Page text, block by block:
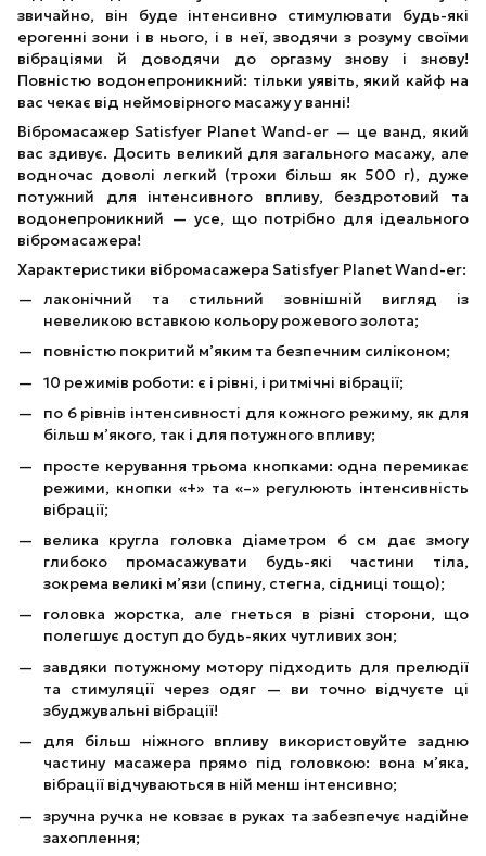
звичайно, він буде інтенсивно стимулювати будь-які
ерогенні зони і в нього, і в неї, зводячи з розуму своїми
вібраціями й доводячи до оргазму знову і знову!
Повністю водонепроникний: тільки уявіть, який кайф на
вас чекає від неймовірного масажу у ванні!
Вібромасажер Satisfyer Planet Wand-er — це ванд, який
вас здивує. Досить великий для загального масажу, але
водночас доволі легкий (трохи більш як 500 г), дуже
потужний для інтенсивного впливу, бездротовий та
водонепроникний — усе, що потрібно для ідеального
вібромасажера!
Характеристики вібромасажера Satisfyer Planet Wand-er:
лаконічний та стильний зовнішній вигляд із
невеликою вставкою кольору рожевого золота;
повністю покритий м’яким та безпечним силіконом;
10 режимів роботи: є і рівні, і ритмічні вібрації;
по 6 рівнів інтенсивності для кожного режиму, як для
більш м’якого, так і для потужного впливу;
просте керування трьома кнопками: одна перемикає
режими, кнопки «+» та «–» регулюють інтенсивність
вібрації;
велика кругла головка діаметром 6 см дає змогу
глибоко промасажувати будь-які частини тіла,
зокрема великі м’язи (спину, стегна, сідниці тощо);
головка жорстка, але гнеться в різні сторони, що
полегшує доступ до будь-яких чутливих зон;
завдяки потужному мотору підходить для прелюдії
та стимуляції через одяг — ви точно відчуєте ці
збуджувальні вібрації!
для більш ніжного впливу використовуйте задню
частину масажера прямо під головкою: вона м’яка,
вібрації відчуваються в ній менш інтенсивно;
зручна ручка не ковзає в руках та забезпечує надійне
захоплення;